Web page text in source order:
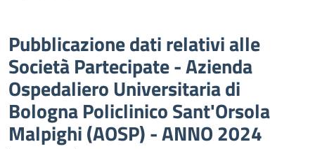
Descrizione
Pubblicazione dati relativi alle
Società Partecipate - Azienda
Ospedaliero Universitaria di
Bologna Policlinico Sant'Orsola
Malpighi (AOSP) - ANNO 2024